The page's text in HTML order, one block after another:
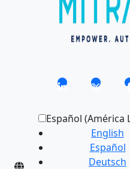
Español (América
English
Español
Deutsch